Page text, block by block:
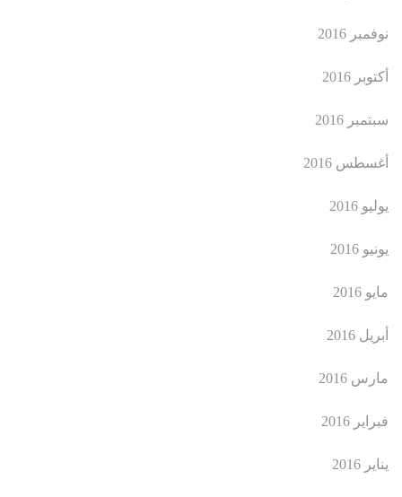
نوفمبر 2016
أكتوبر 2016
سبتمبر 2016
أغسطس 2016
يوليو 2016
يونيو 2016
مايو 2016
أبريل 2016
مارس 2016
فبراير 2016
يناير 2016